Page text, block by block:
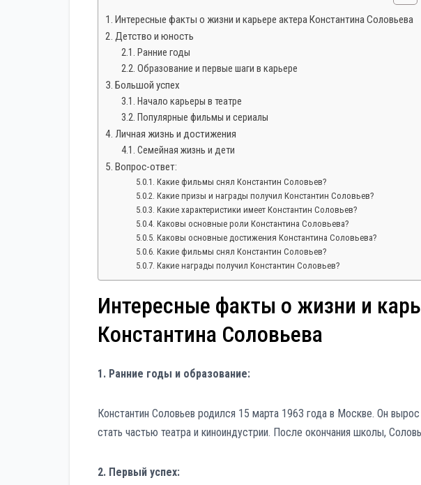
Интересные факты о жизни и карьере актера Константина Соловьева
Детство и юность
Ранние годы
Образование и первые шаги в карьере
Большой успех
Начало карьеры в театре
Популярные фильмы и сериалы
Личная жизнь и достижения
Семейная жизнь и дети
Вопрос-ответ:
Какие фильмы снял Константин Соловьев?
Какие призы и награды получил Константин Соловьев?
Какие характеристики имеет Константин Соловьев?
Каковы основные роли Константина Соловьева?
Каковы основные достижения Константина Соловьева?
Какие фильмы снял Константин Соловьев?
Какие награды получил Константин Соловьев?
Интересные факты о жизни и
Константина Соловьева
1. Ранние годы и образование:
Константин Соловьев родился 15 марта 1963 года в Москве. Он
стать частью театра и киноиндустрии. После окончания школы,
2. Первый успех: